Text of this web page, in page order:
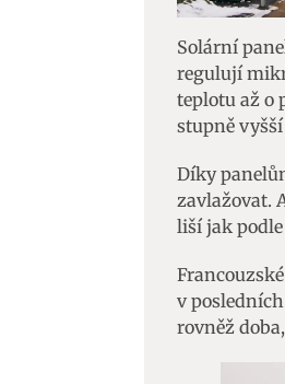
Solární
regulují
teplotu až o
stupně
Díky
zavlažovat.
liší jak
v
rovněž